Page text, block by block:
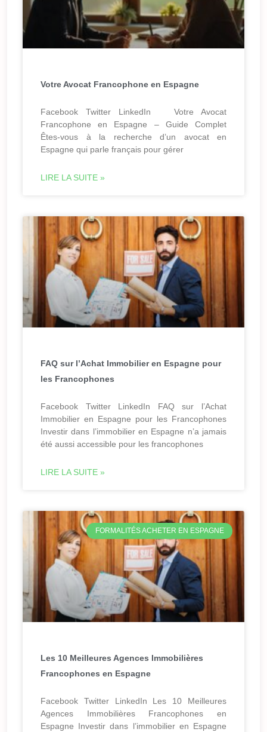
Votre Avocat Francophone en Espagne
Facebook Twitter LinkedIn Votre Avocat
Francophone en Espagne – Guide Complet
Êtes-vous à la recherche d’un avocat en
Espagne qui parle français pour gérer
LIRE LA SUITE »
FAQ sur l’Achat Immobilier en Espagne pour
les Francophones
Facebook Twitter LinkedIn FAQ sur l’Achat
Immobilier en Espagne pour les Francophones
Investir dans l’immobilier en Espagne n’a jamais
été aussi accessible pour les francophones
LIRE LA SUITE »
FORMALITÉS ACHETER EN ESPAGNE
Les 10 Meilleures Agences Immobilières
Francophones en Espagne
Facebook Twitter LinkedIn Les 10 Meilleures
Agences Immobilières Francophones en
Espagne Investir dans l’immobilier en Espagne